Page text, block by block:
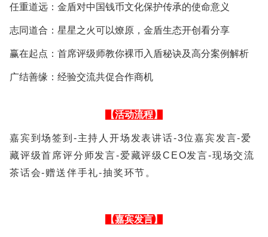
任重道远：金盾对中国钱币文化保护传承的使命意义
志同道合：星星之火可以燎原，金盾生态开创看分享
赢在起点：首席评级师教你裸币入盾秘诀及高分案例解析
广结善缘：经验交流共促合作商机
【活动流程】
嘉宾到场签到-主持人开场发表讲话-3位嘉宾发言-爱
藏评级首席评分师发言-爱藏评级CEO发言-现场交流
茶话会-赠送伴手礼-抽奖环节。
【嘉宾发言】